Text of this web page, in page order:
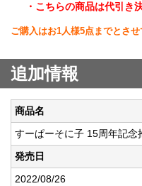
・こちらの商品は代引き
ご購入はお1人様5点までとさせ
追加情報
商品名
すーぱーそに子 15周年記念
発売日
2022/08/26